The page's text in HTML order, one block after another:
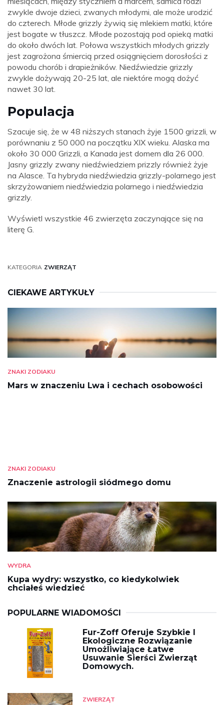
zwykle dwoje dzieci, zwanych młodymi, ale może urodzić
do czterech. Młode grizzly żywią się mlekiem matki, które
jest bogate w tłuszcz. Młode pozostają pod opieką matki
do około dwóch lat. Połowa wszystkich młodych grizzly
jest zagrożona śmiercią przed osiągnięciem dorosłości z
powodu chorób i drapieżników. Niedźwiedzie grizzly
zwykle dożywają 20-25 lat, ale niektóre mogą dożyć
nawet 30 lat.
Populacja
Szacuje się, że w 48 niższych stanach żyje 1500 grizzli, w
porównaniu z 50 000 na początku XIX wieku. Alaska ma
około 30 000 Grizzli, a Kanada jest domem dla 26 000.
Jasny grizzly zwany niedźwiedziem prizzly również żyje
na Alasce. Ta hybryda niedźwiedzia grizzly-polarnego jest
skrzyżowaniem niedźwiedzia polarnego i niedźwiedzia
grizzly.
Wyświetl wszystkie 46 zwierzęta zaczynające się na
literę G.
KATEGORIA ZWIERZĄT
CIEKAWE ARTYKUŁY
ZNAKI ZODIAKU
Mars w znaczeniu Lwa i cechach osobowości
ZNAKI ZODIAKU
Znaczenie astrologii siódmego domu
WYDRA
Kupa wydry: wszystko, co kiedykolwiek
chciałeś wiedzieć
POPULARNE WIADOMOŚCI
Fur-Zoff Oferuje Szybkie I
Ekologiczne Rozwiązanie
Umożliwiające Łatwe
Usuwanie Sierści Zwierząt
Domowych.
ZWIERZĄT